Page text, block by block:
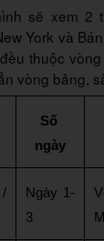
sẽ xem 2
York và
thuộc
vòng bảng,
Số
ngày
Ngày 1-
3